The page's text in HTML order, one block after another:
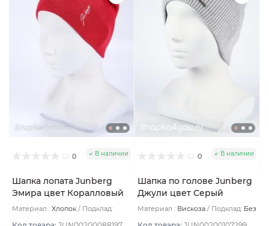
0 В наличии
Шапка лопата Junberg
Эмира цвет Коралловый
Материал : Хлопок
Подклад:
0 В наличии
Шапка по голове Junberg
Джули цвет Серый
светлый
Материал : Вискоза Подклад: Без